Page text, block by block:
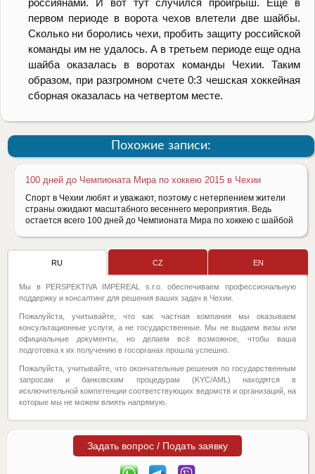
россиянами. И вот тут случился проигрыш. Еще в
первом периоде в ворота чехов влетели две шайбы.
Сколько ни боролись чехи, пробить защиту российской
команды им не удалось. А в третьем периоде еще одна
шайба оказалась в воротах команды Чехии. Таким
образом, при разгромном счете 0:3 чешская хоккейная
сборная оказалась на четвертом месте.
Похожие записи:
100 дней до Чемпионата Мира по хоккею 2015 в Чехии
Спорт в Чехии любят и уважают, поэтому с нетерпением жители
страны ожидают масштабного весеннего мероприятия. Ведь
остается всего 100 дней до Чемпионата Мира по хоккею с шайбой
RU CZ EN
Мы в PERSPEKTIVA IMPEREAL s.r.o. обеспечиваем профессиональную
поддержку и консалтинг для решения ваших задач в Чехии.
Пожалуйста, учитывайте, что как частная компания мы оказываем
консультационные услуги, а не государственные. Мы не выдаем визы или
официальные документы, но делаем всё возможное, чтобы ваша
подготовка к их получению в госорганах прошла успешно.
Пожалуйста, учитывайте, что окончательные решения по государственным
запросам и банковским процедурам (KYC/AML) находятся в
исключительной компетенции соответствующих ведомств и организаций, на
которые мы не можем влиять напрямую.
Задать вопрос / Подать заявку